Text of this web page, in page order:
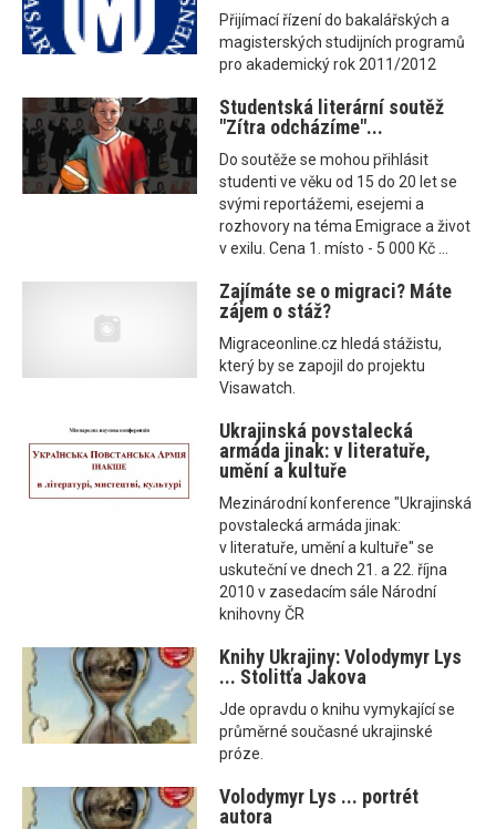
Přijímací řízení do bakalářských a
magisterských studijních programů
pro akademický rok 2011/2012
Studentská literární soutěž
"Zítra odcházíme"...
Do soutěže se mohou přihlásit
studenti ve věku od 15 do 20 let se
svými reportážemi, esejemi a
rozhovory na téma Emigrace a život
v exilu. Cena 1. místo - 5 000 Kč ...
Zajímáte se o migraci? Máte
zájem o stáž?
Migraceonline.cz hledá stážistu,
který by se zapojil do projektu
Visawatch.
Ukrajinská povstalecká
armáda jinak: v literatuře,
umění a kultuře
Mezinárodní konference "Ukrajinská
povstalecká armáda jinak:
v literatuře, umění a kultuře" se
uskuteční ve dnech 21. a 22. října
2010 v zasedacím sále Národní
knihovny ČR
Knihy Ukrajiny: Volodymyr Lys
... Stolitťa Jakova
Jde opravdu o knihu vymykající se
průměrné současné ukrajinské
próze.
Volodymyr Lys ... portrét
autora